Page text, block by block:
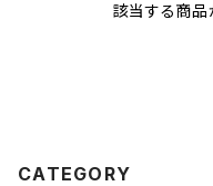
該当する商品
CATEGORY